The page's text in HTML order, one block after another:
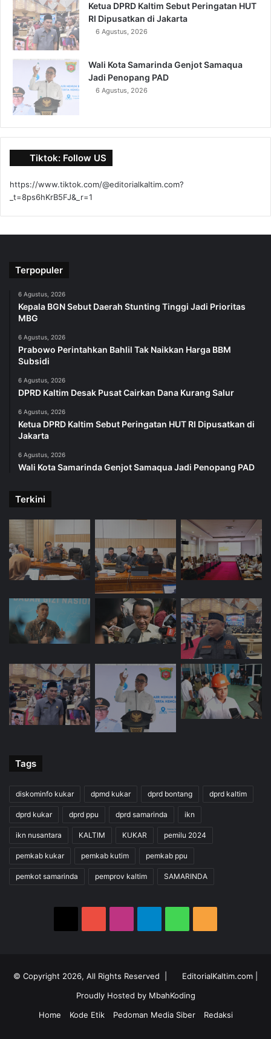
Ketua DPRD Kaltim Sebut Peringatan HUT
RI Dipusatkan di Jakarta
6 Agustus, 2026
Wali Kota Samarinda Genjot Samaqua
Jadi Penopang PAD
6 Agustus, 2026
Tiktok: Follow US
https://www.tiktok.com/@editorialkaltim.com?
_t=8ps6hKrB5FJ&_r=1
Terpopuler
6 Agustus, 2026
Kepala BGN Sebut Daerah Stunting Tinggi Jadi Prioritas
MBG
6 Agustus, 2026
Prabowo Perintahkan Bahlil Tak Naikkan Harga BBM
Subsidi
6 Agustus, 2026
DPRD Kaltim Desak Pusat Cairkan Dana Kurang Salur
6 Agustus, 2026
Ketua DPRD Kaltim Sebut Peringatan HUT RI Dipusatkan di
Jakarta
6 Agustus, 2026
Wali Kota Samarinda Genjot Samaqua Jadi Penopang PAD
Terkini
Tags
diskominfo kukar dpmd kukar dprd bontang dprd kaltim
dprd kukar dprd ppu dprd samarinda ikn
ikn nusantara KALTIM KUKAR pemilu 2024
pemkab kukar pemkab kutim pemkab ppu
pemkot samarinda pemprov kaltim SAMARINDA
© Copyright 2026, All Rights Reserved | EditorialKaltim.com
Proudly Hosted by MbahKoding
Home
Kode Etik Pedoman Media Siber Redaksi